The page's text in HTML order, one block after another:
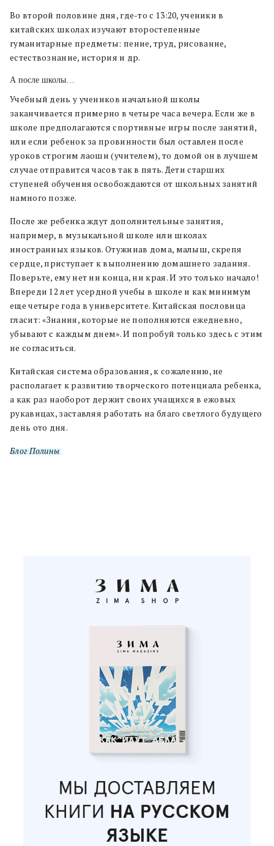
Во второй половине дня, где-то с 13:20, ученики в
китайских школах изучают второстепенные
гуманитарные предметы: пение, труд, рисование,
естествознание, история и др.
А после школы…
Учебный день у учеников начальной школы
заканчивается примерно в четыре часа вечера. Если же в
школе предполагаются спортивные игры после занятий,
или если ребенок за провинности был оставлен после
уроков строгим лаоши (учителем), то домой он в лучшем
случае отправится часов так в пять. Дети старших
ступеней обучения освобождаются от школьных занятий
намного позже.
После же ребенка ждут дополнительные занятия,
например, в музыкальной школе или школах
иностранных языков. Отужинав дома, малыш, скрепя
сердце, приступает к выполнению домашнего задания.
Поверьте, ему нет ни конца, ни края. И это только начало!
Впереди 12 лет усердной учебы в школе и как минимум
еще четыре года в университете. Китайская пословица
гласит: «Знания, которые не пополняются ежедневно,
убывают с каждым днем». И попробуй только здесь с этим
не согласиться.
Китайская система образования, к сожалению, не
располагает к развитию творческого потенциала ребенка,
а как раз наоборот держит своих учащихся в ежовых
рукавицах, заставляя работать на благо светлого будущего
день ото дня.
Блог Полины